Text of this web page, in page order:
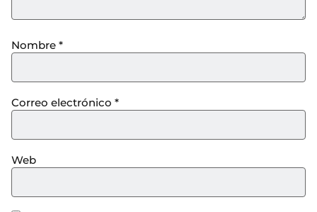
Nombre *
Correo electrónico *
Web